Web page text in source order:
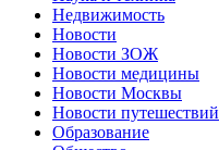
Недвижимость
Новости
Новости ЗОЖ
Новости медицины
Новости Москвы
Новости путешествий
Образование